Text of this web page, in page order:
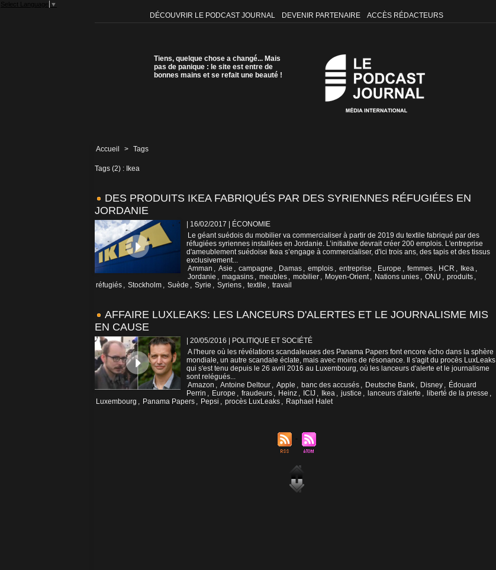
Select Language ▼
DÉCOUVRIR LE PODCAST JOURNAL DEVENIR PARTENAIRE ACCÈS RÉDACTEURS
Tiens, quelque chose a changé... Mais
pas de panique : le site est entre de
bonnes mains et se refait une beauté !
Accueil > Tags
Tags (2) : Ikea
DES PRODUITS IKEA FABRIQUÉS PAR DES SYRIENNES RÉFUGIÉES EN
JORDANIE
| 16/02/2017
ÉCONOMIE
Le géant suédois du mobilier va commercialiser à partir de 2019 du textile fabriqué par des
réfugiées syriennes installées en Jordanie. L’initiative devrait créer 200 emplois. L'entreprise
d'ameublement suédoise Ikea s’engage à commercialiser, d'ici trois ans, des tapis et des tissus
exclusivement...
Amman , Asie , campagne , Damas , emplois , entreprise , Europe , femmes , HCR , Ikea ,
Jordanie , magasins , meubles , mobilier , Moyen-Orient , Nations unies , ONU , produits ,
réfugiés , Stockholm , Suède , Syrie , Syriens , textile , travail
AFFAIRE LUXLEAKS: LES LANCEURS D'ALERTES ET LE JOURNALISME MIS
EN CAUSE
| 20/05/2016
POLITIQUE ET SOCIÉTÉ
A l'heure où les révélations scandaleuses des Panama Papers font encore écho dans la sphère
mondiale, un autre scandale éclate, mais avec moins de résonance. Il s'agit du procès LuxLeaks
qui s'est tenu depuis le 26 avril 2016 au Luxembourg, où les lanceurs d'alerte et le journalisme
sont relégués...
Amazon , Antoine Deltour , Apple , banc des accusés , Deutsche Bank , Disney , Édouard
Perrin , Europe , fraudeurs , Heinz , ICIJ , Ikea , justice , lanceurs d'alerte , liberté de la presse ,
Luxembourg , Panama Papers , Pepsi , procès LuxLeaks , Raphael Halet